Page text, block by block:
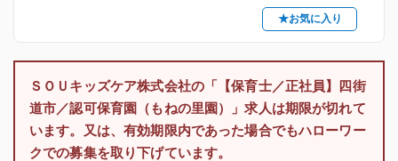
★お気に入り
ＳＯＵキッズケア株式会社の「【保育士／正社員】四街
道市／認可保育園（もねの里園）」求人は期限が切れて
います。又は、有効期限内であった場合でもハローワー
クでの募集を取り下げています。